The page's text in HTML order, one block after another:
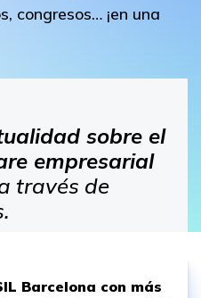
congresos… ¡en una
sobre el
empresarial
través de
Barcelona con más